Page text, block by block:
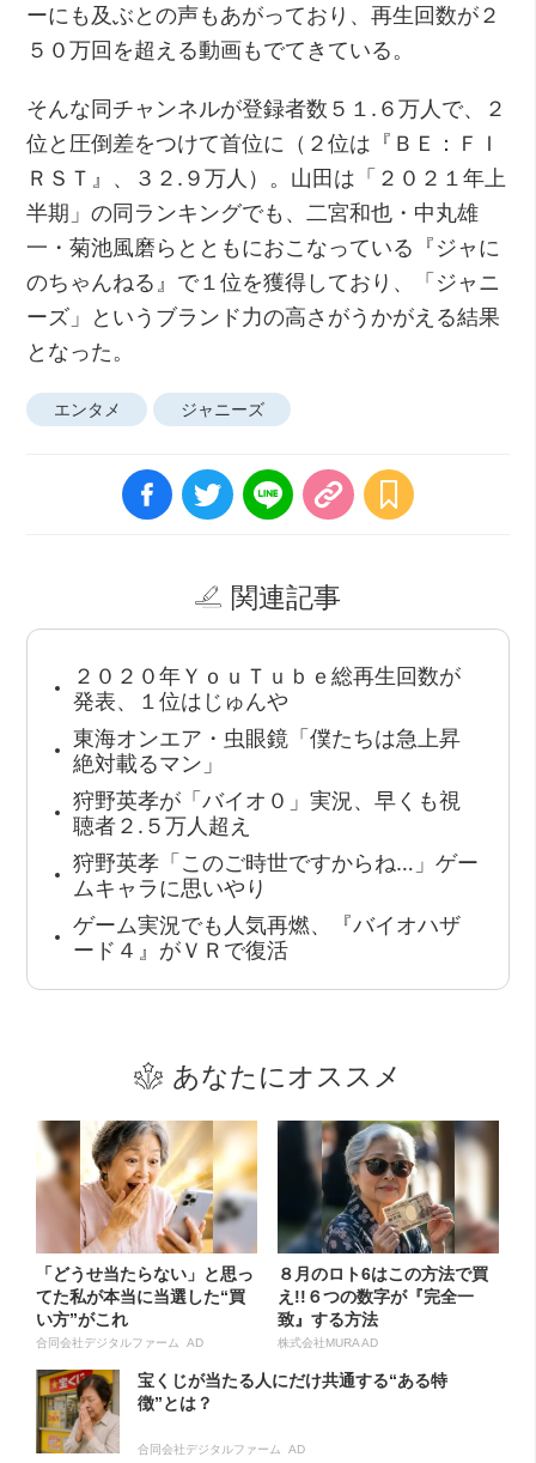
ーにも及ぶとの声もあがっており、再生回数が２
５０万回を超える動画もでてきている。
そんな同チャンネルが登録者数５１.６万人で、２
位と圧倒差をつけて首位に（２位は『ＢＥ：ＦＩ
ＲＳＴ』、３２.９万人）。山田は「２０２１年上
半期」の同ランキングでも、二宮和也・中丸雄
一・菊池風磨らとともにおこなっている『ジャに
のちゃんねる』で１位を獲得しており、「ジャニ
ーズ」というブランド力の高さがうかがえる結果
となった。
エンタメ ジャニーズ
関連記事
２０２０年ＹｏｕＴｕｂｅ総再生回数が
発表、１位はじゅんや
東海オンエア・虫眼鏡「僕たちは急上昇
絶対載るマン」
狩野英孝が「バイオ０」実況、早くも視
聴者２.５万人超え
狩野英孝「このご時世ですからね…」ゲー
ムキャラに思いやり
ゲーム実況でも人気再燃、『バイオハザ
ード４』がＶＲで復活
あなたにオススメ
「どうせ当たらない」と思っ
てた私が本当に当選した“買
い方”がこれ
合同会社デジタルファーム AD
８月のロト6はこの方法で買
え!!６つの数字が『完全一
致』する方法
株式会社MURA AD
宝くじが当たる人にだけ共通する“ある特
徴”とは？
合同会社デジタルファーム AD